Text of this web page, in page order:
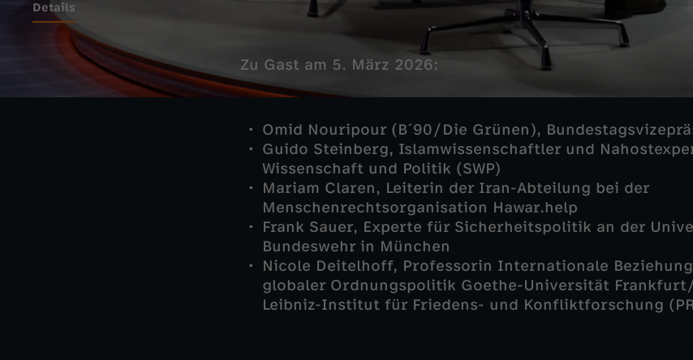
Details
Zu Gast am 5. März 2026:
Omid Nouripour (B´90/Die Grünen),
Guido Steinberg, Islamwissenschaftler und
Wissenschaft und Politik (SWP)
Mariam Claren, Leiterin der Iran-Abteilung bei der
Menschenrechtsorganisation Hawar.help
Frank Sauer, Experte für Sicherheitspolitik an der
Bundeswehr in München
Nicole Deitelhoff, Professorin Internationale
globaler Ordnungspolitik Goethe-Universität
Leibniz-Institut für Friedens- und Konfliktforschung